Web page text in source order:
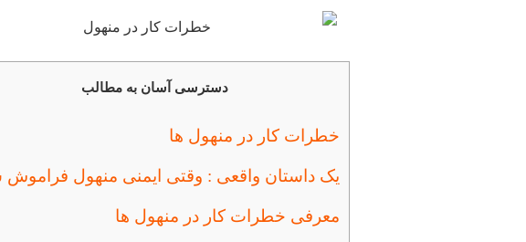
دسترسی آسان به مطالب
خطرات کار در منهول ها
یک داستان واقعی : وقتی ایمنی منهول
معرفی خطرات کار در منهول ها